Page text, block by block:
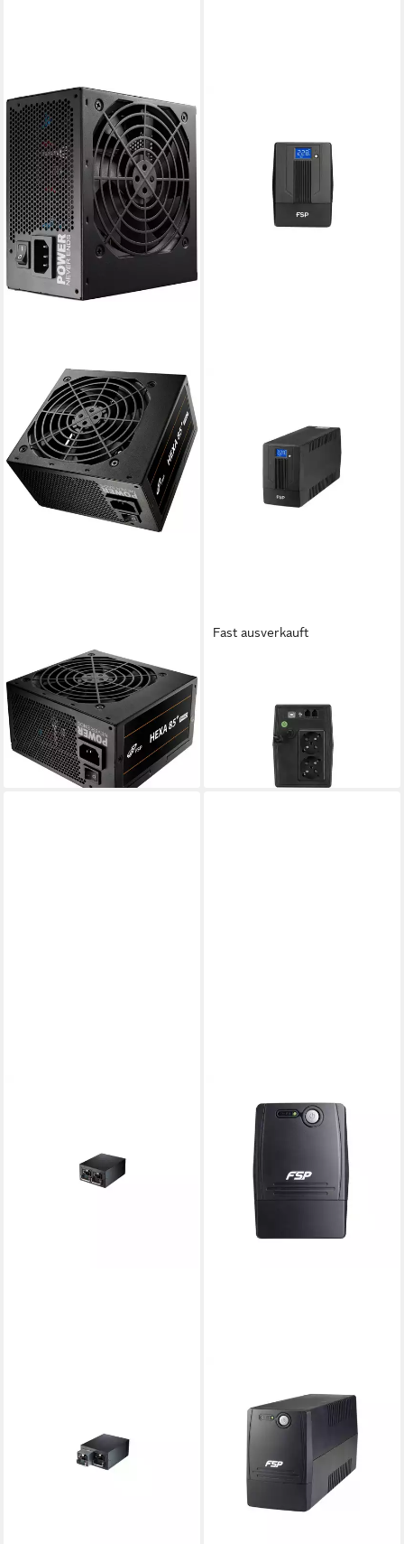
FORTRON
HEXA 85+ PRO 350W
Netzteil ATX ATX2.5 Schwarz
Netzteil
ab 72,41 €
lieferbar - in 4-5 Werktagen bei dir
Fast ausverkauft
lieferbar - in 4-5 Werktagen bei dir